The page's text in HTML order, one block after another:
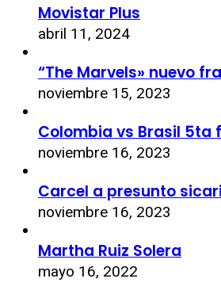
Movistar Plus
abril 11, 2024
“The Marvels» nuevo
noviembre 15, 2023
Colombia vs Brasil 5ta
noviembre 16, 2023
Carcel a presunto
noviembre 16, 2023
Martha Ruiz Solera
mayo 16, 2022